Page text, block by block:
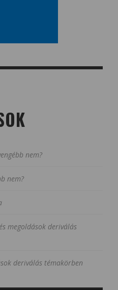
nem?
nem?
megoldások deriválás
deriválás témakörben